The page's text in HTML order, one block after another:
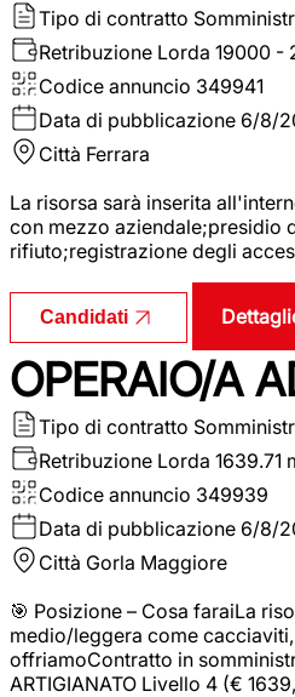
Tipo di contratto
Retribuzione Lorda 19000 -
Codice annuncio 349941
Data di pubblicazione 6/8/
Città Ferrara
La risorsa sarà inserita
con mezzo aziendale;presidio
rifiuto;registrazione degli
Candidati
OPERAIO/A
Tipo di contratto
Retribuzione Lorda 1639.71
Codice annuncio 349939
Data di pubblicazione 6/8/
Città Gorla Maggiore
🎯 Posizione – Cosa faraiLa
medio/leggera come
offriamoContratto in
ARTIGIANATO Livello 4 (€